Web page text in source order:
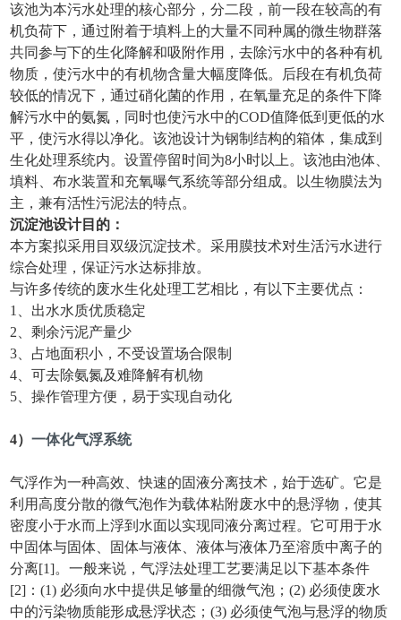
该池为本污水处理的核心部分，分二段，前一段在较高的有
机负荷下，通过附着于填料上的大量不同种属的微生物群落
共同参与下的生化降解和吸附作用，去除污水中的各种有机
物质，使污水中的有机物含量大幅度降低。后段在有机负荷
较低的情况下，通过硝化菌的作用，在氧量充足的条件下降
解污水中的氨氮，同时也使污水中的COD值降低到更低的水
平，使污水得以净化。该池设计为钢制结构的箱体，集成到
生化处理系统内。设置停留时间为8小时以上。该池由池体、
填料、布水装置和充氧曝气系统等部分组成。以生物膜法为
主，兼有活性污泥法的特点。
沉淀池设计目的：
本方案拟采用目双级沉淀技术。采用膜技术对生活污水进行
综合处理，保证污水达标排放。
与许多传统的废水生化处理工艺相比，有以下主要优点：
1、出水水质优质稳定
2、剩余污泥产量少
3、占地面积小，不受设置场合限制
4、可去除氨氮及难降解有机物
5、操作管理方便，易于实现自动化
4）一体化气浮系统
气浮作为一种高效、快速的固液分离技术，始于选矿。它是
利用高度分散的微气泡作为载体粘附废水中的悬浮物，使其
密度小于水而上浮到水面以实现同液分离过程。它可用于水
中固体与固体、固体与液体、液体与液体乃至溶质中离子的
分离[1]。一般来说，气浮法处理工艺要满足以下基本条件
[2]：(1) 必须向水中提供足够量的细微气泡；(2) 必须使废水
中的污染物质能形成悬浮状态；(3) 必须使气泡与悬浮的物质